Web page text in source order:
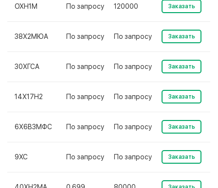
ОХН1М По запросу 120000 Заказать
38Х2МЮА По запросу По запросу Заказать
30ХГСА По запросу По запросу Заказать
14Х17Н2 По запросу По запросу Заказать
6Х6В3МФС По запросу По запросу Заказать
9ХС По запросу По запросу Заказать